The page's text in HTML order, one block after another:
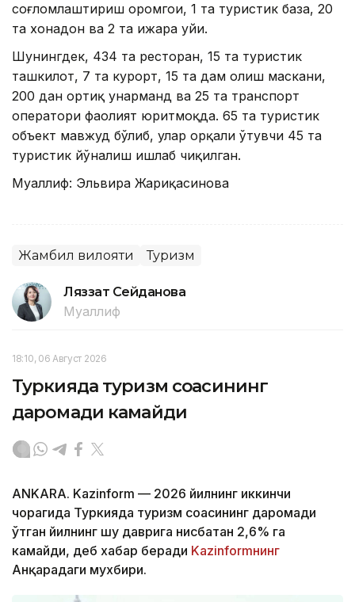
соғломлаштириш оромгоҳи, 1 та туристик база, 20
та хонадон ва 2 та ижара уйи.
Шунингдек, 434 та ресторан, 15 та туристик
ташкилот, 7 та курорт, 15 та дам олиш маскани,
200 дан ортиқ ҳунарманд ва 25 та транспорт
оператори фаолият юритмоқда. 65 та туристик
объект мавжуд бўлиб, улар орқали ўтувчи 45 та
туристик йўналиш ишлаб чиқилган.
Муаллиф: Эльвира Жариқасинова
Жамбил вилояти Туризм
Ляззат Сейданова
Муаллиф
18:10, 06 Август 2026
Туркияда туризм соҳасининг
даромади камайди
ANKARA. Kazinform — 2026 йилнинг иккинчи
чорагида Туркияда туризм соҳасининг даромади
ўтган йилнинг шу даврига нисбатан 2,6% га
камайди, деб хабар беради Kazinformнинг
Анқарадаги мухбири.